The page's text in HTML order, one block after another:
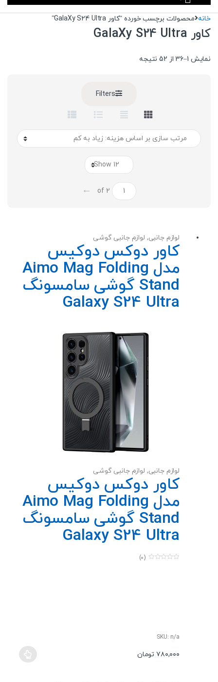
خانه محصولات برچسب خورده “کاور GalaXy S24 Ultra”
کاور GalaXy S24 Ultra
نمایش 1–36 از 52 نتیجه
Filters
←
لوازم جانبی, لوازم جانبی گوشی
کاور دوکس دوکیس
مدل Aimo Mag Folding
Stand گوشی سامسونگ
Galaxy S24 Ultra
لوازم جانبی, لوازم جانبی گوشی
کاور دوکس دوکیس
مدل Aimo Mag Folding
Stand گوشی سامسونگ
Galaxy S24 Ultra
(0)
SKU: n/a
۷۸۰,۰۰۰ تومان
این